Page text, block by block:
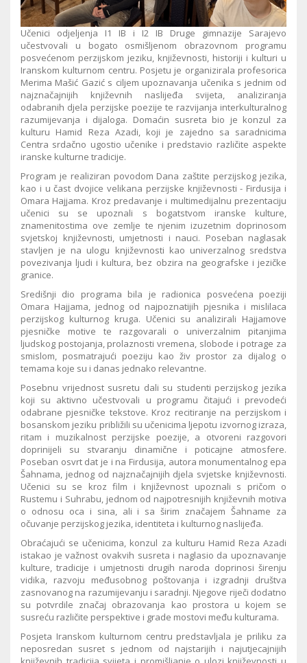
Učenici odjeljenja I1 IB i I2 IB Druge gimnazije Sarajevo
učestvovali u bogato osmišljenom obrazovnom programu
posvećenom perzijskom jeziku, književnosti, historiji i kulturi u
Iranskom kulturnom centru. Posjetu je organizirala profesorica
Merima Mašić Gazić s ciljem upoznavanja učenika s jednim od
najznačajnijih književnih naslijeđa svijeta, analiziranja
odabranih djela perzijske poezije te razvijanja interkulturalnog
razumijevanja i dijaloga. Domaćin susreta bio je konzul za
kulturu Hamid Reza Azadi, koji je zajedno sa saradnicima
Centra srdačno ugostio učenike i predstavio različite aspekte
iranske kulturne tradicije.
Program je realiziran povodom Dana zaštite perzijskog jezika,
kao i u čast dvojice velikana perzijske književnosti - Firdusija i
Omara Hajjama. Kroz predavanje i multimedijalnu prezentaciju
učenici su se upoznali s bogatstvom iranske kulture,
znamenitostima ove zemlje te njenim izuzetnim doprinosom
svjetskoj književnosti, umjetnosti i nauci. Poseban naglasak
stavljen je na ulogu književnosti kao univerzalnog sredstva
povezivanja ljudi i kultura, bez obzira na geografske i jezičke
granice.
Središnji dio programa bila je radionica posvećena poeziji
Omara Hajjama, jednog od najpoznatijih pjesnika i mislilaca
perzijskog kulturnog kruga. Učenici su analizirali Hajjamove
pjesničke motive te razgovarali o univerzalnim pitanjima
ljudskog postojanja, prolaznosti vremena, slobode i potrage za
smislom, posmatrajući poeziju kao živ prostor za dijalog o
temama koje su i danas jednako relevantne.
Posebnu vrijednost susretu dali su studenti perzijskog jezika
koji su aktivno učestvovali u programu čitajući i prevodeći
odabrane pjesničke tekstove. Kroz recitiranje na perzijskom i
bosanskom jeziku približili su učenicima ljepotu izvornog izraza,
ritam i muzikalnost perzijske poezije, a otvoreni razgovori
doprinijeli su stvaranju dinamične i poticajne atmosfere.
Poseban osvrt dat je i na Firdusija, autora monumentalnog epa
Šahnama, jednog od najznačajnijih djela svjetske književnosti.
Učenici su se kroz film i književnost upoznali s pričom o
Rustemu i Suhrabu, jednom od najpotresnijih književnih motiva
o odnosu oca i sina, ali i sa širim značajem Šahname za
očuvanje perzijskog jezika, identiteta i kulturnog naslijeđa.
Obraćajući se učenicima, konzul za kulturu Hamid Reza Azadi
istakao je važnost ovakvih susreta i naglasio da upoznavanje
kulture, tradicije i umjetnosti drugih naroda doprinosi širenju
vidika, razvoju međusobnog poštovanja i izgradnji društva
zasnovanog na razumijevanju i saradnji. Njegove riječi dodatno
su potvrdile značaj obrazovanja kao prostora u kojem se
susreću različite perspektive i grade mostovi među kulturama.
Posjeta Iranskom kulturnom centru predstavljala je priliku za
neposredan susret s jednom od najstarijih i najutjecajnijih